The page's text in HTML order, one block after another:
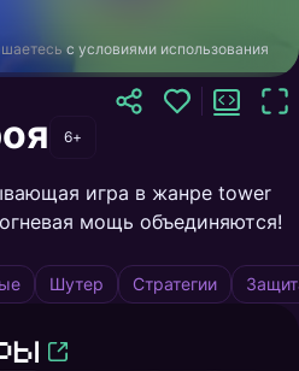
с условиями использования
6+
игра в жанре tower
мощь объединяются!
Шутер Стратегии